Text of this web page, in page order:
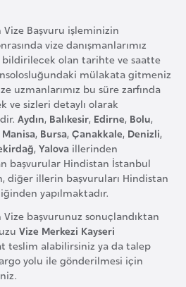
Vize Başvuru işleminizin
vize danışmanlarımız
bildirilecek olan tarihte ve saatte
mülakata gitmeniz
uzmanlarımız bu süre zarfında
ve sizleri detaylı olarak
Aydın, Balıkesir, Edirne, Bolu,
Manisa, Bursa, Çanakkale, Denizli,
, Yalova illerinden
başvurular Hindistan İstanbul
diğer illerin başvuruları Hindistan
yapılmaktadır.
Vize başvurunuz sonuçlandıktan
Vize Merkezi Kayseri
teslim alabilirsiniz ya da talep
yolu ile gönderilmesi için